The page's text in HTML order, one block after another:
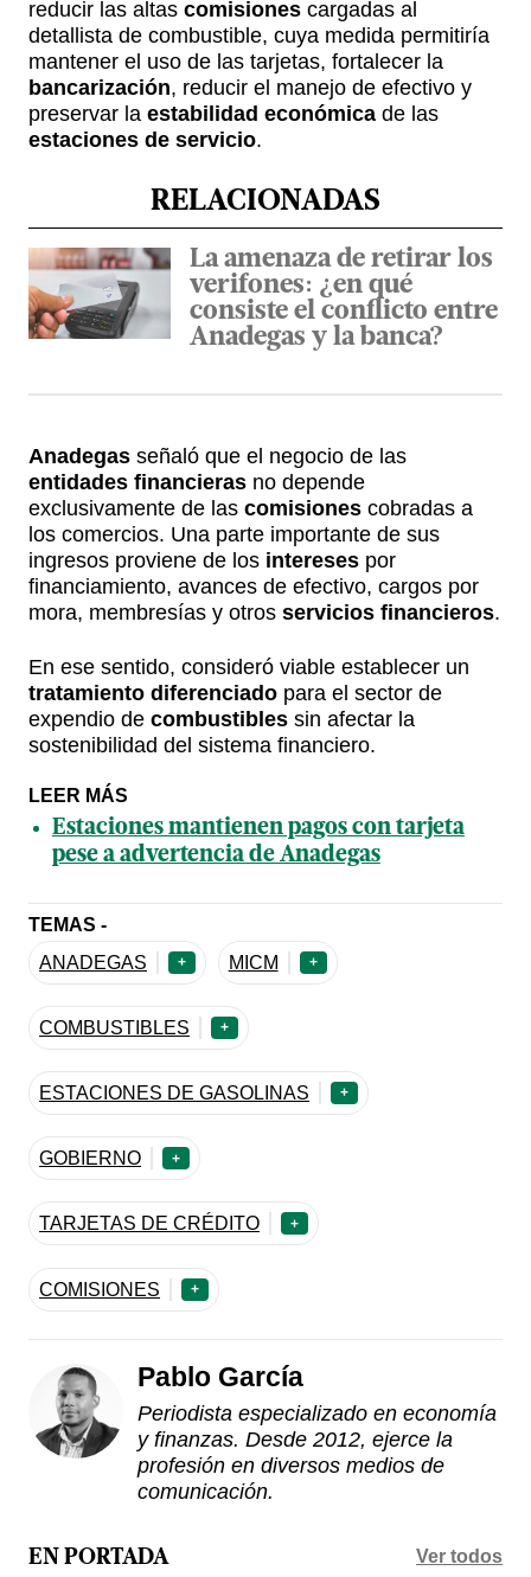
reducir las altas comisiones cargadas al
detallista de combustible, cuya medida permitiría
mantener el uso de las tarjetas, fortalecer la
bancarización, reducir el manejo de efectivo y
preservar la estabilidad económica de las
estaciones de servicio.
RELACIONADAS
La amenaza de retirar los
verifones: ¿en qué
consiste el conflicto entre
Anadegas y la banca?
Anadegas señaló que el negocio de las
entidades financieras no depende
exclusivamente de las comisiones cobradas a
los comercios. Una parte importante de sus
ingresos proviene de los intereses por
financiamiento, avances de efectivo, cargos por
mora, membresías y otros servicios financieros.
En ese sentido, consideró viable establecer un
tratamiento diferenciado para el sector de
expendio de combustibles sin afectar la
sostenibilidad del sistema financiero.
LEER MÁS
Estaciones mantienen pagos con tarjeta
pese a advertencia de Anadegas
TEMAS -
ANADEGAS
+ MICM +
COMBUSTIBLES +
ESTACIONES DE GASOLINAS +
GOBIERNO +
TARJETAS DE CRÉDITO +
COMISIONES +
Pablo García
Periodista especializado en economía
y finanzas. Desde 2012, ejerce la
profesión en diversos medios de
comunicación.
EN PORTADA Ver todos